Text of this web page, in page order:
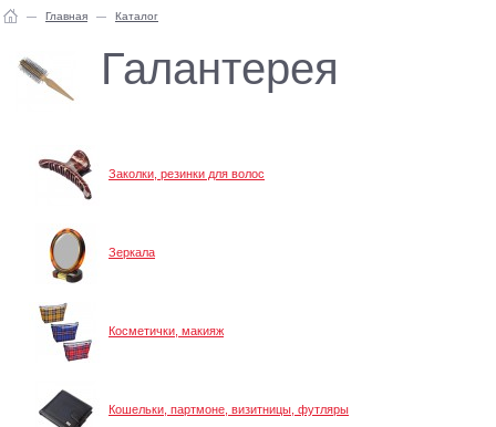
Главная Каталог
Галантерея
Заколки, резинки для волос
Зеркала
Косметички, макияж
Кошельки, партмоне, визитницы, футляры